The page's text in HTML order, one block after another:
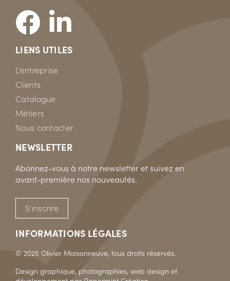
LIENS UTILES
L’entreprise
Clients
Catalogue
Métiers
Nous contacter
NEWSLETTER
Abonnez-vous à notre newsletter et suivez en
avant-première nos nouveautés.
S'inscrire
INFORMATIONS LÉGALES
© 2025 Olivier Maisonneuve, tous droits réservés.
Design graphique, photographies, web design et